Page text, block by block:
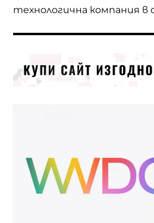
технологична компания в